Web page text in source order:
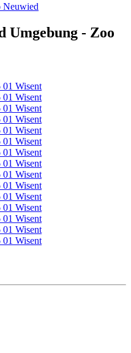
Neuwied
Umgebung - Zoo